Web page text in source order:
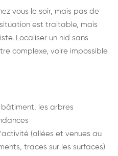
vous le soir, mais pas de
est traitable, mais
Localiser un nid sans
complexe, voire impossible
les arbres
(allées et venues au
traces sur les surfaces)